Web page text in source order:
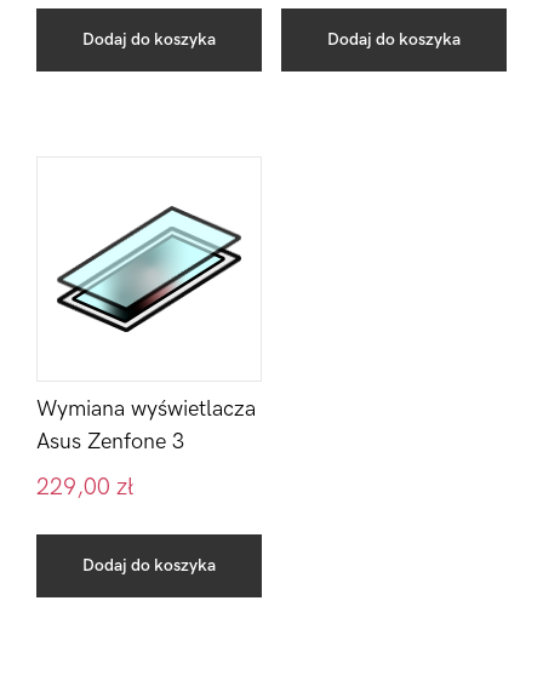
Dodaj do koszyka Dodaj do koszyka
Wymiana wyświetlacza
Asus Zenfone 3
229,00 zł
Dodaj do koszyka